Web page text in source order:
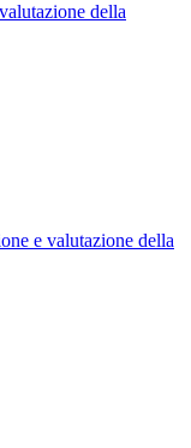
della
e valutazione della